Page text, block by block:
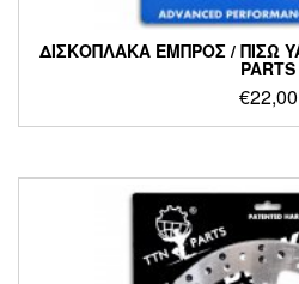
ΔΙΣΚΟΠΛΑΚΑ ΕΜΠΡΟΣ / ΠΙΣΩ
PARTS
€22,00